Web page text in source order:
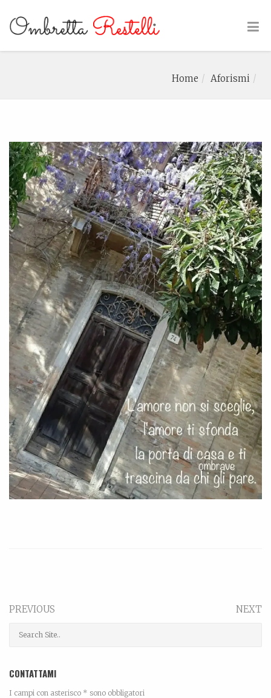
Home Aforismi
PREVIOUS NEXT
CONTATTAMI
I campi con asterisco * sono obbligatori